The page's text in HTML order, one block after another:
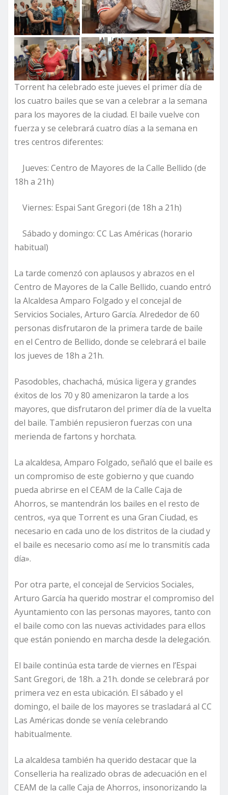
Torrent ha celebrado este jueves el primer día de
los cuatro bailes que se van a celebrar a la semana
para los mayores de la ciudad. El baile vuelve con
fuerza y se celebrará cuatro días a la semana en
tres centros diferentes:
Jueves: Centro de Mayores de la Calle Bellido (de
18h a 21h)
Viernes: Espai Sant Gregori (de 18h a 21h)
Sábado y domingo: CC Las Américas (horario
habitual)
La tarde comenzó con aplausos y abrazos en el
Centro de Mayores de la Calle Bellido, cuando entró
la Alcaldesa Amparo Folgado y el concejal de
Servicios Sociales, Arturo García. Alrededor de 60
personas disfrutaron de la primera tarde de baile
en el Centro de Bellido, donde se celebrará el baile
los jueves de 18h a 21h.
Pasodobles, chachachá, música ligera y grandes
éxitos de los 70 y 80 amenizaron la tarde a los
mayores, que disfrutaron del primer día de la vuelta
del baile. También repusieron fuerzas con una
merienda de fartons y horchata.
La alcaldesa, Amparo Folgado, señaló que el baile es
un compromiso de este gobierno y que cuando
pueda abrirse en el CEAM de la Calle Caja de
Ahorros, se mantendrán los bailes en el resto de
centros, «ya que Torrent es una Gran Ciudad, es
necesario en cada uno de los distritos de la ciudad y
el baile es necesario como así me lo transmitís cada
día».
Por otra parte, el concejal de Servicios Sociales,
Arturo García ha querido mostrar el compromiso del
Ayuntamiento con las personas mayores, tanto con
el baile como con las nuevas actividades para ellos
que están poniendo en marcha desde la delegación.
El baile continúa esta tarde de viernes en l’Espai
Sant Gregori, de 18h. a 21h. donde se celebrará por
primera vez en esta ubicación. El sábado y el
domingo, el baile de los mayores se trasladará al CC
Las Américas donde se venía celebrando
habitualmente.
La alcaldesa también ha querido destacar que la
Conselleria ha realizado obras de adecuación en el
CEAM de la calle Caja de Ahorros, insonorizando la